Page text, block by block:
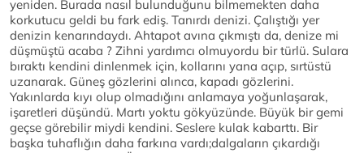
yeniden. Burada nasıl bulunduğunu bilmemekten daha
korkutucu geldi bu fark ediş. Tanırdı denizi. Çalıştığı yer
denizin kenarındaydı. Ahtapot avına çıkmıştı da, denize mi
düşmüştü acaba ? Zihni yardımcı olmuyordu bir türlü. Sulara
bıraktı kendini dinlenmek için, kollarını yana açıp, sırtüstü
uzanarak. Güneş gözlerini alınca, kapadı gözlerini.
Yakınlarda kıyı olup olmadığını anlamaya yoğunlaşarak,
işaretleri düşündü. Martı yoktu gökyüzünde. Büyük bir gemi
geçse görebilir miydi kendini. Seslere kulak kabarttı. Bir
başka tuhaflığın daha farkına vardı;dalgaların çıkardığı